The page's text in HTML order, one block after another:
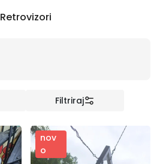
Retrovizori
Filtriraj
nov
o